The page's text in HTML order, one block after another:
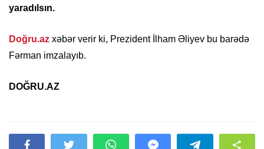
yaradılsın.
Doğru.az xəbər verir ki, Prezident İlham Əliyev bu barədə
Fərman imzalayıb.
DOĞRU.AZ